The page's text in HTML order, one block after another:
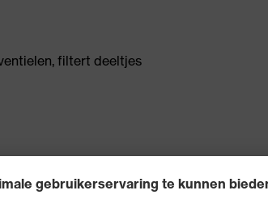
filtert deeltjes
voor een aangenaam, koel